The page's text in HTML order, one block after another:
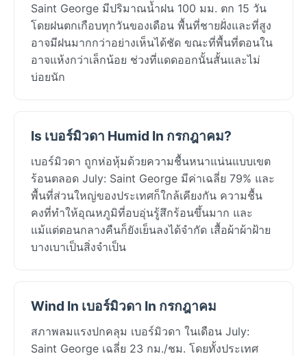
Saint George มีปริมาณน้ำฝน 100 มม. ตก 15 วัน
โดยฝนตกเกือบทุกวันของเดือน พื้นที่ชายฝั่งและที่สูง
อาจมีฝนมากกว่าอย่างเห็นได้ชัด ขณะที่พื้นที่ตอนใน
อาจแห้งกว่าเล็กน้อย ช่วงที่แดดออกนั้นสั้นและไม่
บ่อยนัก
Is เบอร์มิวดา Humid In กรกฎาคม?
เบอร์มิวดา ถูกห่อหุ้มด้วยความชื้นหนาแน่นแบบเขต
ร้อนตลอด July: Saint George มีค่าเฉลี่ย 79% และ
พื้นที่ส่วนใหญ่ของประเทศก็ใกล้เคียงกัน ความชื้น
คงที่ทำให้อุณหภูมิที่อบอุ่นรู้สึกร้อนขึ้นมาก และ
แม้แต่ตอนกลางคืนก็ยังเย็นลงได้จำกัด เสื้อผ้าผ้าฝ้าย
บางเบาเป็นสิ่งจำเป็น
Wind In เบอร์มิวดา In กรกฎาคม
สภาพลมแรงปกคลุม เบอร์มิวดา ในเดือน July:
Saint George เฉลี่ย 23 กม./ชม. โดยทั้งประเทศ